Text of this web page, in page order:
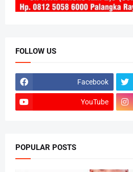
FOLLOW US
Facebook
YouTube
POPULAR POSTS